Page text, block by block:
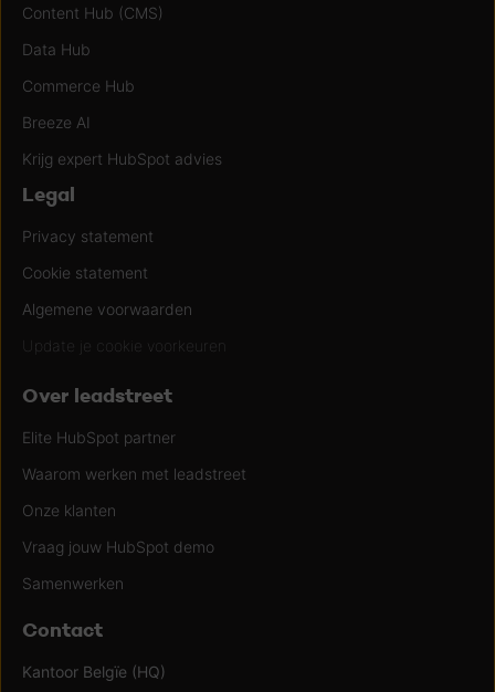
Content Hub (CMS)
Data Hub
Commerce Hub
Breeze AI
Krijg expert HubSpot advies
Legal
Privacy statement
Cookie statement
Algemene voorwaarden
Update je cookie voorkeuren
Over leadstreet
Elite HubSpot partner
Waarom werken met leadstreet
Onze klanten
Vraag jouw HubSpot demo
Samenwerken
Contact
Kantoor Belgïe (HQ)